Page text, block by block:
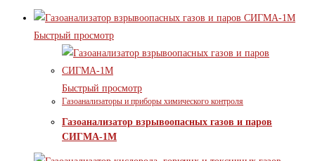
Быстрый просмотр
Быстрый просмотр
Газоанализаторы и приборы химического контроля
Газоанализатор взрывоопасных газов и паров
СИГМА-1М